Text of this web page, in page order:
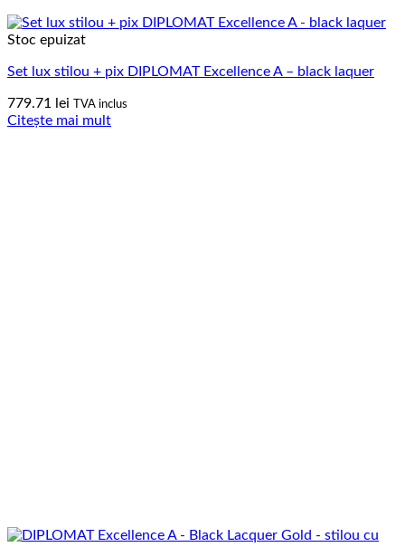
Stoc epuizat
Set lux stilou + pix DIPLOMAT Excellence A – black laquer
779.71 lei TVA inclus
Citește mai mult